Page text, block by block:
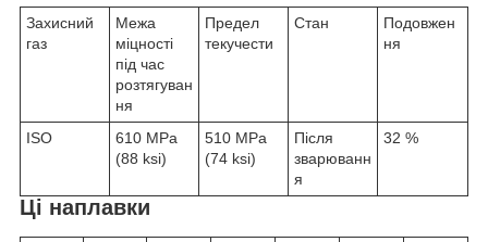
Захисний
газ
Межа
міцності
під час
розтягуван
ня
Предел
текучести
Стан
Подовжен
ня
ISO
610 MPa
(88 ksi)
510 MPa
(74 ksi)
Після
зварюванн
я
32 %
Ці наплавки